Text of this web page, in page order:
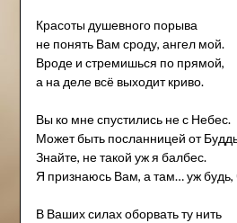
Красоты душевного порыва
не понять Вам сроду, ангел мой.
Вроде и стремишься по прямой,
а на деле всё выходит криво.
Вы ко мне спустились не с Небес.
Может быть посланницей от
Знайте, не такой уж я балбес.
Я признаюсь Вам, а там… уж будь,
В Ваших силах оборвать ту нить